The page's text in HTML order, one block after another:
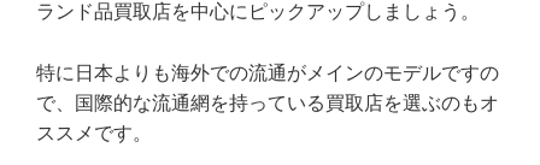
ランド品買取店を中心にピックアップしましょう。
特に日本よりも海外での流通がメインのモデルですの
で、国際的な流通網を持っている買取店を選ぶのもオ
ススメです。